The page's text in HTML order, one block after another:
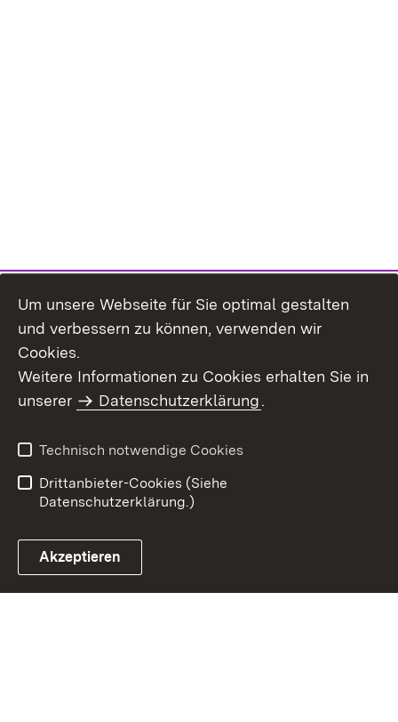
Um unsere Webseite für Sie optimal gestalten
und verbessern zu können, verwenden wir
Cookies.
Weitere Informationen zu Cookies erhalten Sie in
unserer
Datenschutzerklärung.
Technisch notwendige Cookies
Drittanbieter-Cookies (Siehe
Datenschutzerklärung.)
Akzeptieren